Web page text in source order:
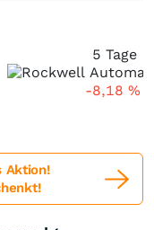
5 Tage
-8,18 %
Aktion!